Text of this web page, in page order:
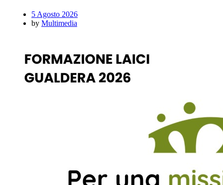
5 Agosto 2026
by Multimedia